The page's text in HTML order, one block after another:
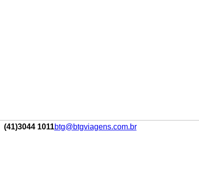
(41)3044 1011btg@btgviagens.com.br